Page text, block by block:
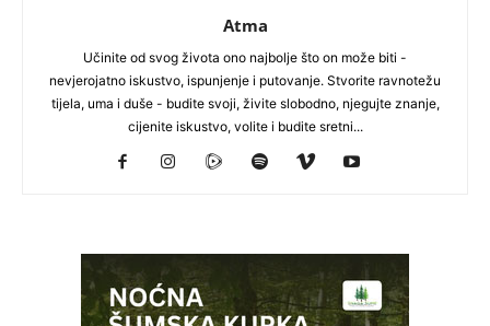
Atma
Učinite od svog života ono najbolje što on može biti -
nevjerojatno iskustvo, ispunjenje i putovanje. Stvorite ravnotežu
tijela, uma i duše - budite svoji, živite slobodno, njegujte znanje,
cijenite iskustvo, volite i budite sretni...